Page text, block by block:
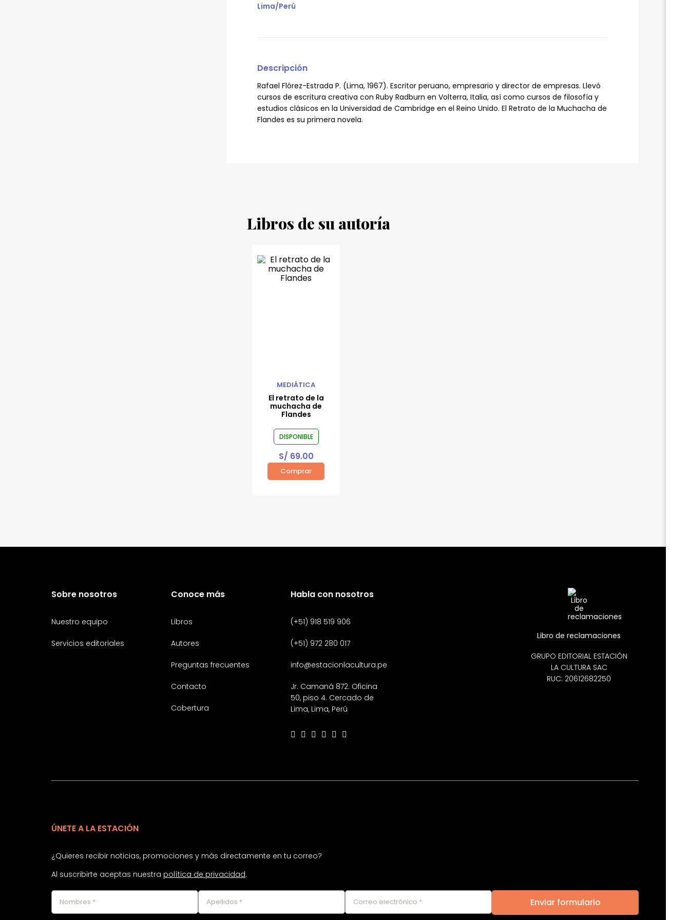
Lima/Perú
Descripción
Rafael Flórez-Estrada P. (Lima, 1967). Escritor peruano, empresario y director de empresas. Llevó
cursos de escritura creativa con Ruby Radburn en Volterra, Italia, así como cursos de filosofía y
estudios clásicos en la Universidad de Cambridge en el Reino Unido. El Retrato de la Muchacha de
Flandes es su primera novela.
Libros de su autoría
MEDIÁTICA
El retrato de la
muchacha de
Flandes
DISPONIBLE
S/ 69.00
Comprar
Sobre nosotros
Nuestro equipo
Servicios editoriales
Conoce más
Libros
Autores
Preguntas frecuentes
Contacto
Cobertura
Habla con nosotros
(+51) 918 519 906
(+51) 972 280 017
info@estacionlacultura.pe
Jr. Camaná 872. Oficina
50, piso 4. Cercado de
Lima, Lima, Perú
Libro de reclamaciones
GRUPO EDITORIAL ESTACIÓN
LA CULTURA SAC
RUC: 20612682250
ÚNETE A LA ESTACIÓN
¿Quieres recibir noticias, promociones y más directamente en tu correo?
Al suscribirte aceptas nuestra política de privacidad.